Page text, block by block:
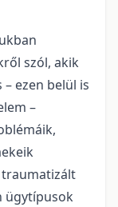
szól, akik
ezen belül is
–
traumatizált
ügytípusok